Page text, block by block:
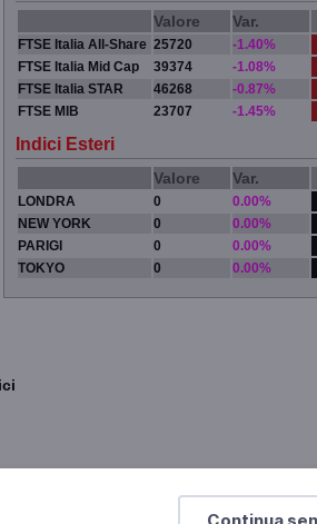
Continua
Valore Var.
FTSE Italia All-Share 25720
-1.40%
FTSE Italia Mid Cap
39374
-1.08%
FTSE Italia STAR
46268
-0.87%
FTSE MIB
23707 -1.45%
Indici Esteri
Valore Var.
LONDRA 0
0.00%
NEW YORK
0
0.00%
PARIGI
0
0.00%
TOKYO
0 0.00%